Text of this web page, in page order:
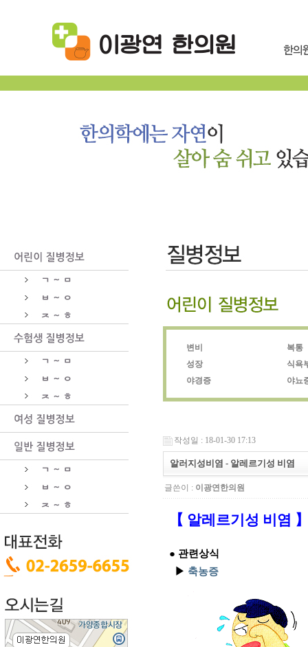
변비
복통
성장
식욕
야경증
야뇨
작성일 : 18-01-30 17:13
알러지성비염 - 알레르기성 비염
글쓴이 : 이광연한의원
【 알레르기성 비염
● 관련상식
▶ 축농증